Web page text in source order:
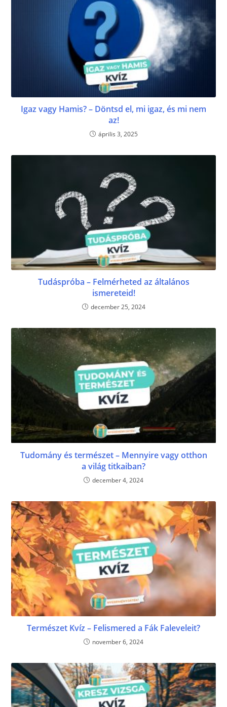
Igaz vagy Hamis? – Döntsd el, mi igaz, és mi nem
az!
április 3, 2025
Tudáspróba – Felmérheted az általános
ismereteid!
december 25, 2024
Tudomány és természet – Mennyire vagy otthon
a világ titkaiban?
december 4, 2024
Természet Kvíz – Felismered a Fák Faleveleit?
november 6, 2024